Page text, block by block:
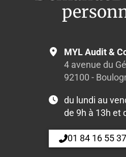
MYL Audit &
4 avenue du
92100 -
du lundi au
de 9h à 13h et
01 84 16 55 37